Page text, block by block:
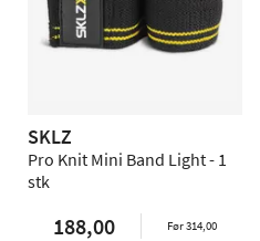
SKLZ
Pro Knit Mini Band Light - 1
stk
188,00 Før 314,00